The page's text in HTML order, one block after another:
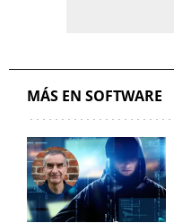
MÁS EN SOFTWARE